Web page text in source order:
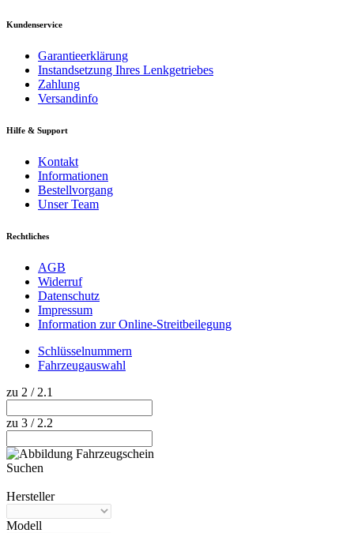
Kundenservice
Garantieerklärung
Instandsetzung Ihres Lenkgetriebes
Zahlung
Versandinfo
Hilfe & Support
Kontakt
Informationen
Bestellvorgang
Unser Team
Rechtliches
AGB
Widerruf
Datenschutz
Impressum
Information zur Online-Streitbeilegung
Schlüsselnummern
Fahrzeugauswahl
zu 2 / 2.1
zu 3 / 2.2
Suchen
Hersteller
Modell